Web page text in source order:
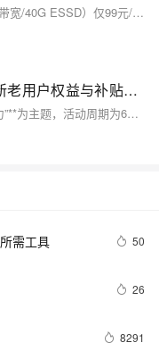
2026年阿里云ECS经济型e实例（2核2G/3M带宽/40G ESSD）仅99元/年，新老用户同享，续费不涨价。搭载Intel Xeon Platinum处理器（主频2.5GHz），支持轻量建站、开发测试等场景，性价比极高。阿里云99元服务器活动：https://t.aliyun.com/U/OTnSAH
2026年阿里云618大促政策详解：新老用户权益与补贴规则
2026年阿里云618以**“AI加速季，智惠生产力”**为主题，活动周期为6月1日至6月30日，为期30天，是阿里云年度力度最大的云产品促销活动。本次大促投入**5亿元算力补贴**，覆盖轻量应用服务器、ECS云服务器、GPU高性能实例、数据库、AI大模型、存储与CDN等全品类产品，构建“新客秒杀、老客同价、企业补贴、AI特惠”的完整优惠体系。政策层面打破行业“首年低价、次年涨价”的痛点，推出**续费同价至2029年**、**新老用户权益互通**、**企业迁云高额补贴**等核心规则，同时将AI产品纳入优惠核心，通义千问主力模型直降97%，GPU实例低至1.5折。本文从活动基础信息、核心优惠政策
需工具 50
26
8291